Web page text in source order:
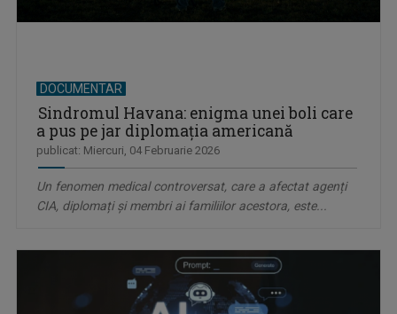
DOCUMENTAR
Sindromul Havana: enigma unei boli care
a pus pe jar diplomația americană
publicat: Miercuri, 04 Februarie 2026
Un fenomen medical controversat, care a afectat agenți
CIA, diplomați și membri ai familiilor acestora, este...